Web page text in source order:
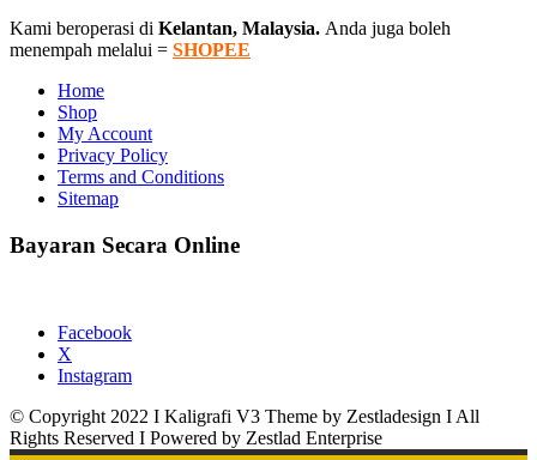
Kami beroperasi di Kelantan, Malaysia. Anda juga boleh
menempah melalui = SHOPEE
Home
Shop
My Account
Privacy Policy
Terms and Conditions
Sitemap
Bayaran Secara Online
Facebook
X
Instagram
© Copyright 2022 I Kaligrafi V3 Theme by Zestladesign I All
Rights Reserved I Powered by Zestlad Enterprise